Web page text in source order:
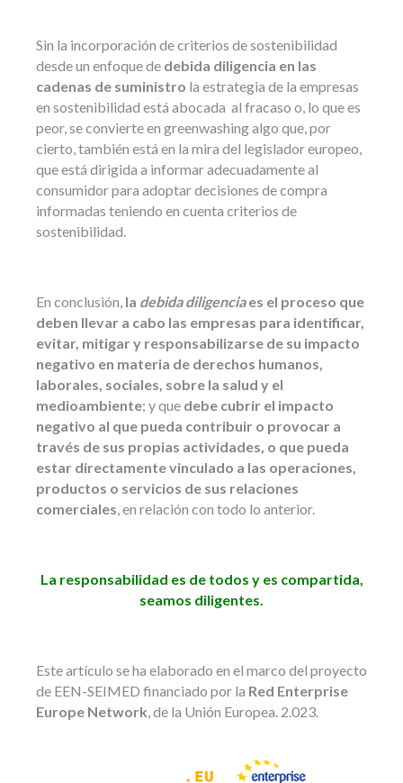
Sin la incorporación de criterios de sostenibilidad
desde un enfoque de debida diligencia en las
cadenas de suministro la estrategia de la empresas
en sostenibilidad está abocada al fracaso o, lo que es
peor, se convierte en greenwashing algo que, por
cierto, también está en la mira del legislador europeo,
que está dirigida a informar adecuadamente al
consumidor para adoptar decisiones de compra
informadas teniendo en cuenta criterios de
sostenibilidad.
En conclusión, la debida diligenciaes el proceso que
deben llevar a cabo las empresas para identificar,
evitar, mitigar y responsabilizarse de su impacto
negativo en materia de derechos humanos,
laborales, sociales, sobre la salud y el
medioambiente; y que debe cubrir el impacto
negativo al que pueda contribuir o provocar a
través de sus propias actividades, o que pueda
estar directamente vinculado a las operaciones,
productos o servicios de sus relaciones
comerciales , en relación con todo lo anterior.
La responsabilidad es de todos y es compartida,
seamos diligentes.
Este artículo se ha elaborado en el marco del proyecto
de EEN-SEIMED financiado por la Red Enterprise
Europe Network , de la Unión Europea. 2.023.